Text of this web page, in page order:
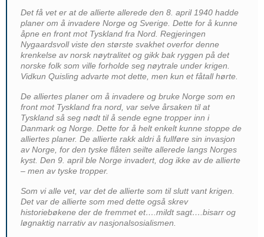
Det få vet er at de allierte allerede den 8. april 1940 hadde
planer om å invadere Norge og Sverige. Dette for å kunne
åpne en front mot Tyskland fra Nord. Regjeringen
Nygaardsvoll viste den største svakhet overfor denne
krenkelse av norsk nøytralitet og gikk bak ryggen på det
norske folk som ville forholde seg nøytrale under krigen.
Vidkun Quisling advarte mot dette, men kun et fåtall hørte.
De alliertes planer om å invadere og bruke Norge som en
front mot Tyskland fra nord, var selve årsaken til at
Tyskland så seg nødt til å sende egne tropper inn i
Danmark og Norge. Dette for å helt enkelt kunne stoppe de
alliertes planer. De allierte rakk aldri å fullføre sin invasjon
av Norge, for den tyske flåten seilte allerede langs Norges
kyst. Den 9. april ble Norge invadert, dog ikke av de allierte
– men av tyske tropper.
Som vi alle vet, var det de allierte som til slutt vant krigen.
Det var de allierte som med dette også skrev
historiebøkene der de fremmet et….mildt sagt….bisarr og
løgnaktig narrativ av nasjonalsosialismen.